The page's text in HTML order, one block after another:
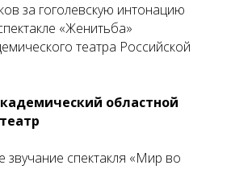
за гоголевскую интонацию
«Женитьба»
театра Российской
областной
звучание спектакля «Мир во